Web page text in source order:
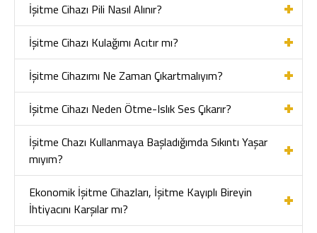
İşitme Cihazı Pili Nasıl Alınır?
İşitme Cihazı Kulağımı Acıtır mı?
İşitme Cihazımı Ne Zaman Çıkartmalıyım?
İşitme Cihazı Neden Ötme-Islık Ses Çıkarır?
İşitme Chazı Kullanmaya Başladığımda Sıkıntı Yaşar
mıyım?
Ekonomik İşitme Cihazları, İşitme Kayıplı Bireyin
İhtiyacını Karşılar mı?